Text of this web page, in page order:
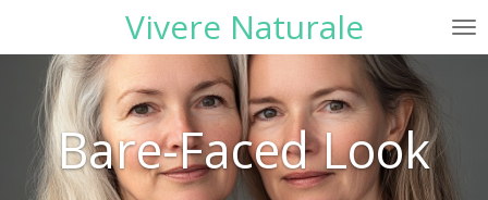
contenuto
principale
Vivere Naturale
Bare-Faced Look